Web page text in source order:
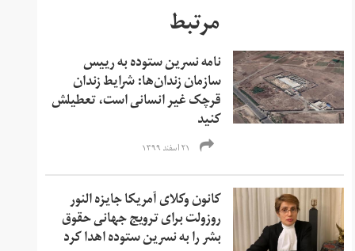
مرتبط
نامه نسرین ستوده به رییس
سازمان زندان‌ها: شرایط زندان
قرچک غیر انسانی است، تعطیلش
کنید
۲۱ اسفند ۱۳۹۹
کانون وکلای آمریکا جایزه النور
روزولت برای ترویج جهانی حقوق
بشر را به نسرین ستوده اهدا کرد